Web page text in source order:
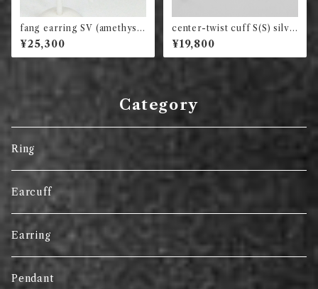
fang earring SV (amethyst
/ black dia)
¥25,300
center-twist cuff S(S) silve
r×silver
¥19,800
Category
Ring
Earcuff
Earring
Pendant